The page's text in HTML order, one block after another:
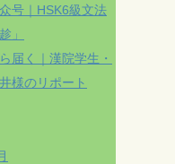
号｜HSK6級文法
」
届く｜漢院学生・
様のリポート